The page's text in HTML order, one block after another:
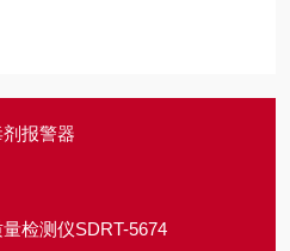
报警器
检测仪SDRT-5674